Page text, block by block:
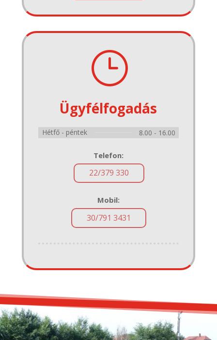
}
Ügyfélfogadás
Hétfő - péntek 8.00 - 16.00
Telefon:
22/379 330
Mobil:
30/791 3431